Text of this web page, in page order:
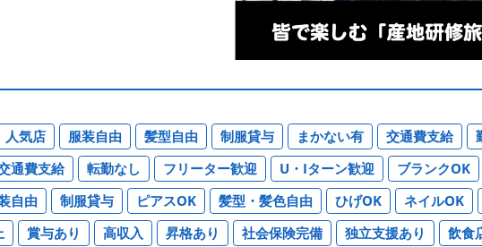
人気店 服装自由 髪型自由 制服貸与 まかない有 交通費支給
通費支給 転勤なし フリーター歓迎 U・Iターン歓迎 ブランクOK
自由 制服貸与 ピアスOK 髪型・髪色自由 ひげOK ネイルOK
賞与あり 高収入 昇格あり 社会保険完備 独立支援あり 飲食